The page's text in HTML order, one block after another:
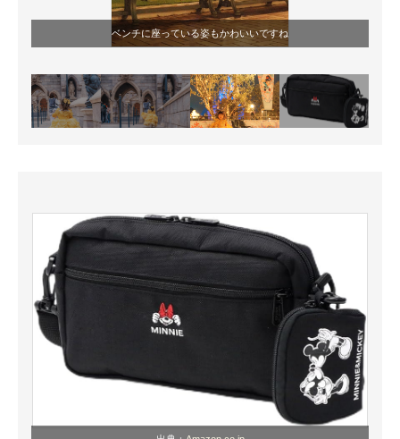
ベンチに座っている姿もかわいいですね